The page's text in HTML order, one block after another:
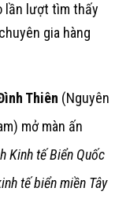
lần lượt tìm thấy
gia hàng
Thiên (Nguyên
mở màn ấn
Kinh tế Biển Quốc
tế biển miền Tây